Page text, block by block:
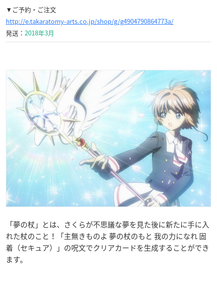
▼ご予約・ご注文
http://e.takaratomy-arts.co.jp/shop/g/g4904790864773a/
発送： 2018年3月
「夢の杖」とは、さくらが不思議な夢を見た後に新たに手に入
れた杖のこと！「主無きものよ 夢の杖のもと 我の力になれ 固
着（セキュア）
」の呪文でクリアカードを生成することができ
ます。